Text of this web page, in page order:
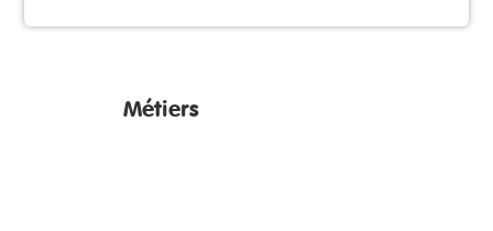
Métiers